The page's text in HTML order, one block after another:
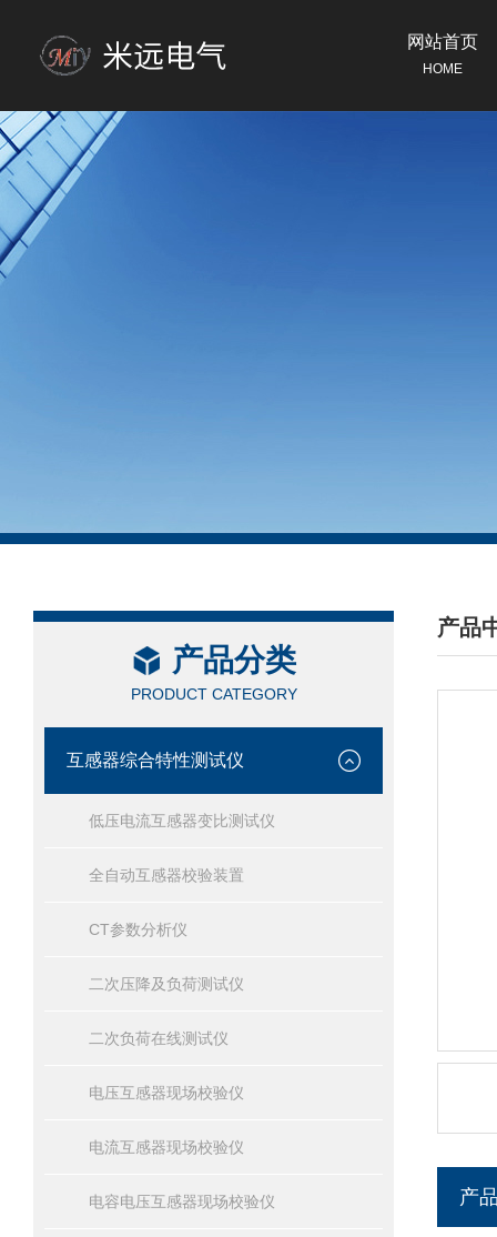
网站首页
HOME
产品分类
PRODUCT CATEGORY
互感器综合特性测试仪
低压电流互感器变比测试仪
全自动互感器校验装置
CT参数分析仪
二次压降及负荷测试仪
二次负荷在线测试仪
电压互感器现场校验仪
电流互感器现场校验仪
电容电压互感器现场校验仪
产品
/
产